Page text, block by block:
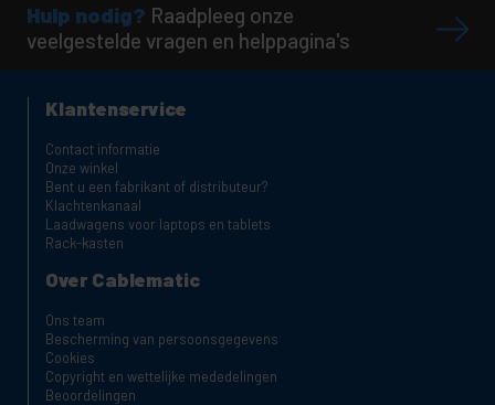
Hulp nodig? Raadpleeg onze
veelgestelde vragen en helppagina's
Klantenservice
Contact informatie
Onze winkel
Bent u een fabrikant of distributeur?
Klachtenkanaal
Laadwagens voor laptops en tablets
Rack-kasten
Over Cablematic
Ons team
Bescherming van persoonsgegevens
Cookies
Copyright en wettelijke mededelingen
Beoordelingen